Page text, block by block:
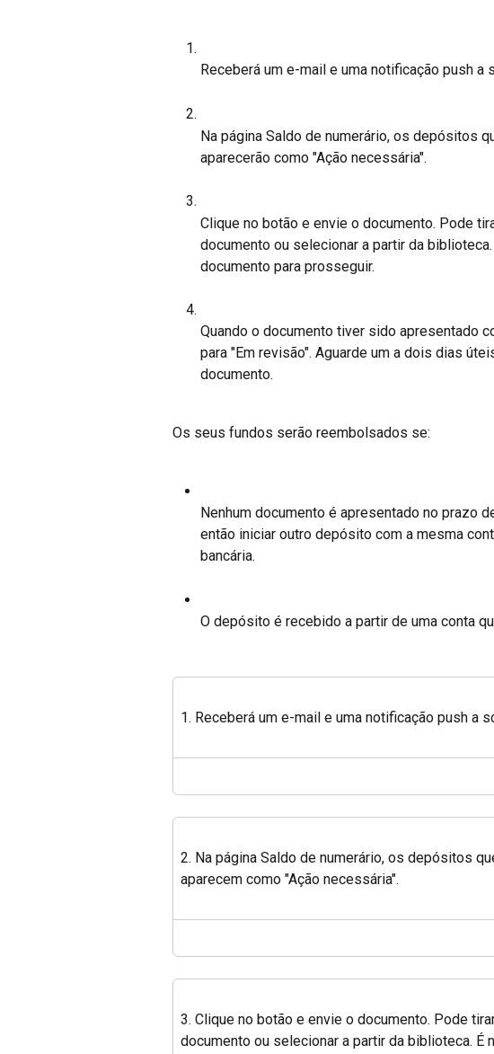
Receberá um e-mail e uma notificação push
Na página Saldo de numerário, os depósitos
aparecerão como "Ação necessária".
Clique no botão e envie o documento. Pode
documento ou selecionar a partir da
documento para prosseguir.
Quando o documento tiver sido apresentado
para "Em revisão". Aguarde um a dois dias
documento.
Os seus fundos serão reembolsados se:
Nenhum documento é apresentado no prazo
então iniciar outro depósito com a mesma
bancária.
O depósito é recebido a partir de uma conta
1. Receberá um e-mail e uma notificação push a
2. Na página Saldo de numerário, os depósitos
aparecem como "Ação necessária".
3. Clique no botão e envie o documento. Pode
documento ou selecionar a partir da biblioteca.